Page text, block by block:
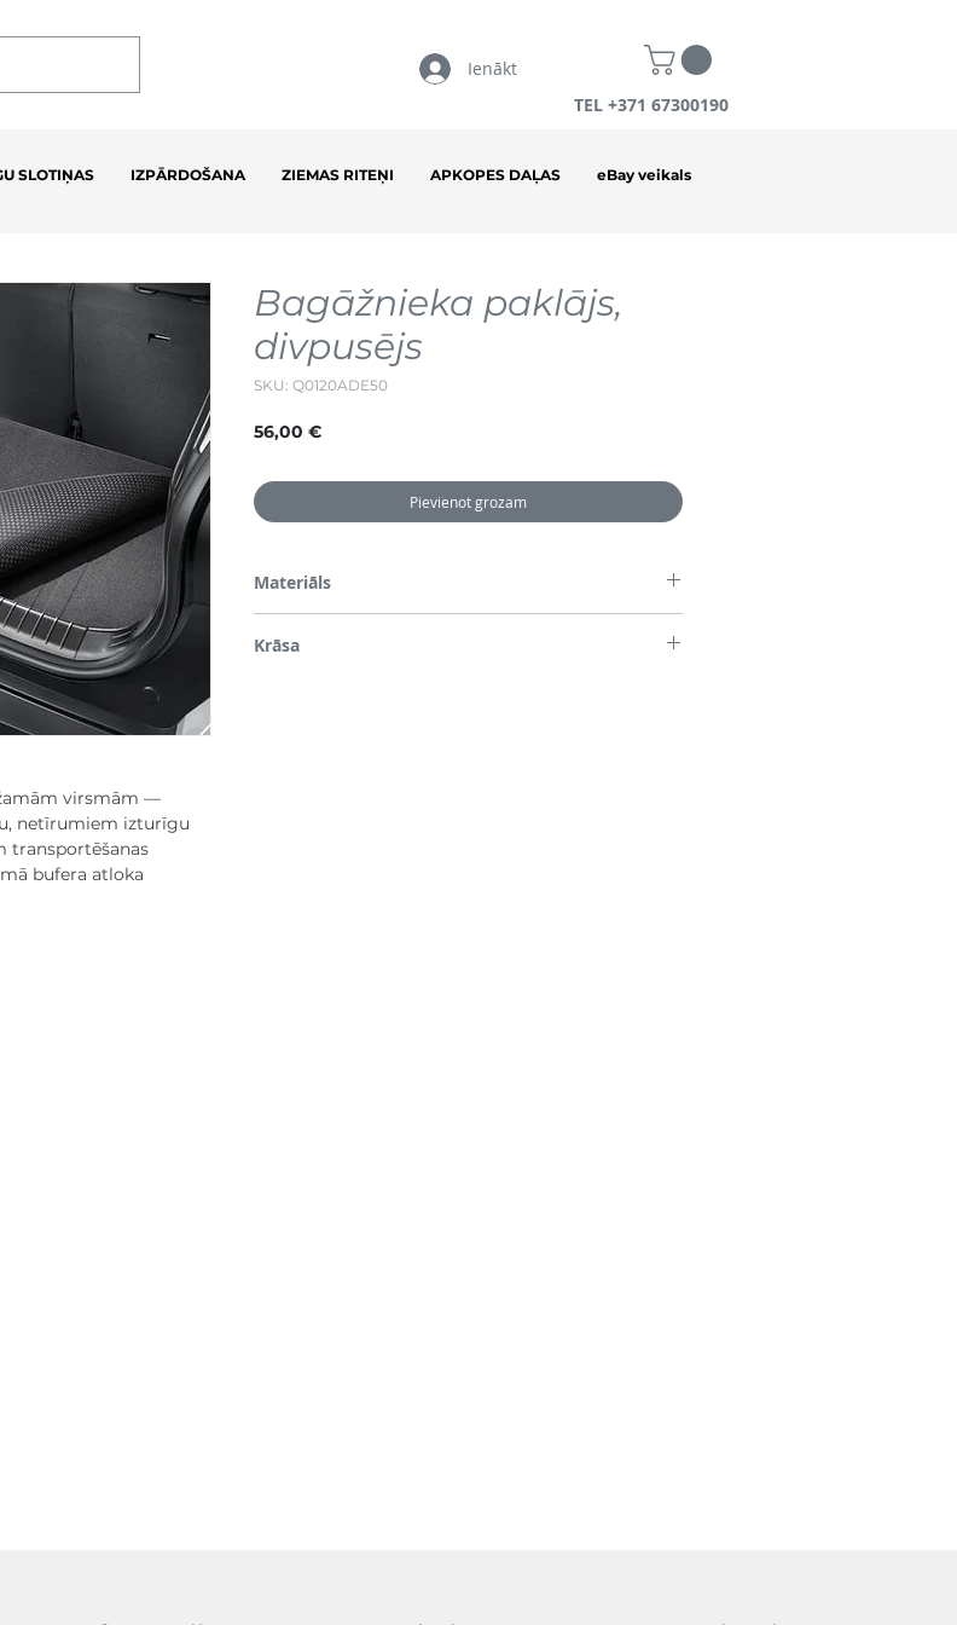
Ienākt
TEL +371 67300190
SLOTIŅAS IZPĀRDOŠANA ZIEMAS RITEŅI APKOPES DAĻAS eBay veikals
virsmām —
netīrumiem izturīgu
transportēšanas
bufera atloka
Bagāžnieka paklājs,
divpusējs
SKU: Q0120ADE50
56,00 €Cena
Pievienot grozam
Materiāls
Krāsa